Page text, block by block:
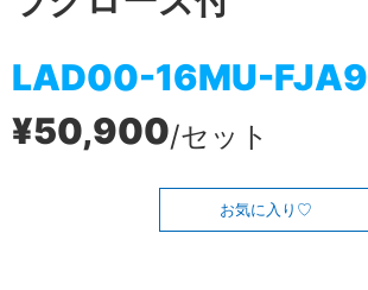
LAD00-16MU-FJA9
¥50,900/セット
お気に入り